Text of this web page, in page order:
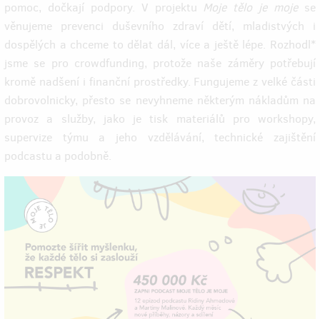
pomoc, dočkají podpory. V projektu Moje tělo je mojese
věnujeme prevenci duševního zdraví dětí, mladistvých i
dospělých a chceme to dělat dál, více a ještě lépe. Rozhodl*
jsme se pro crowdfunding, protože naše záměry potřebují
kromě nadšení i finanční prostředky. Fungujeme z velké části
dobrovolnicky, přesto se nevyhneme některým nákladům na
provoz a služby, jako je tisk materiálů pro workshopy,
supervize týmu a jeho vzdělávání, technické zajištění
podcastu a podobně.